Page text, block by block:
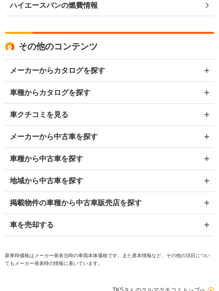
ハイエースバンの燃費情報
その他のコンテンツ
メーカーからカタログを探す
車種からカタログを探す
車クチコミを見る
メーカーから中古車を探す
車種から中古車を探す
地域から中古車を探す
掲載物件の車種から中古車販売店を探す
車を売却する
新車時価格はメーカー発表当時の車両本体価格です。また基本情報など、その他の項目につい
てもメーカー発表時の情報に基いています。